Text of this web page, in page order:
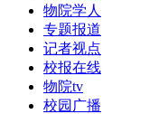
物院学人
专题报道
记者视点
校报在线
物院tv
校园广播